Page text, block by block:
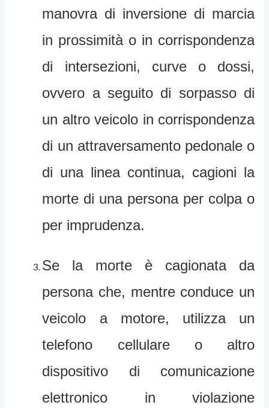
manovra di inversione di marcia
in prossimità o in corrispondenza
di intersezioni, curve o dossi,
ovvero a seguito di sorpasso di
un altro veicolo in corrispondenza
di un attraversamento pedonale o
di una linea continua, cagioni la
morte di una persona per colpa o
per imprudenza.
Se la morte è cagionata da
persona che, mentre conduce un
veicolo a motore, utilizza un
telefono cellulare o altro
dispositivo di comunicazione
elettronico in violazione